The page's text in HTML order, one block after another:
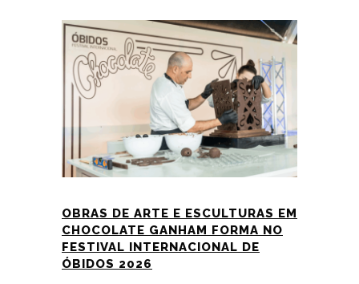
OBRAS DE ARTE E ESCULTURAS EM
CHOCOLATE GANHAM FORMA NO
FESTIVAL INTERNACIONAL DE
ÓBIDOS 2026